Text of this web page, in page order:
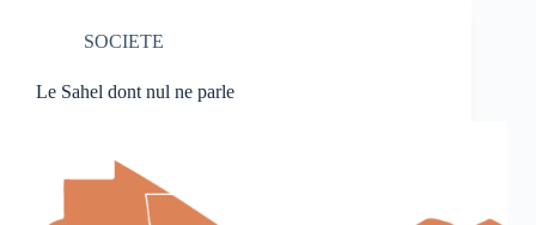
SOCIETE
Le Sahel dont nul ne parle